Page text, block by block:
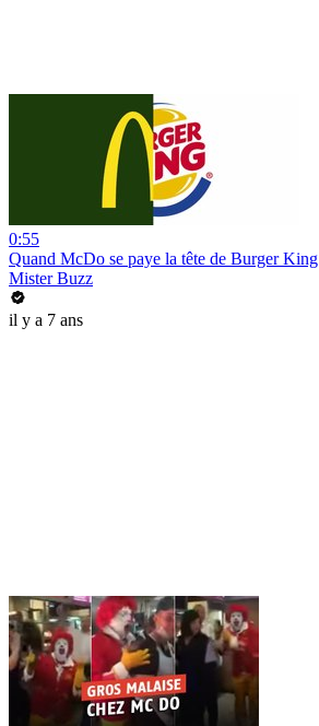
0:55
Quand McDo se paye la tête de Burger King
Mister Buzz
il y a 7 ans